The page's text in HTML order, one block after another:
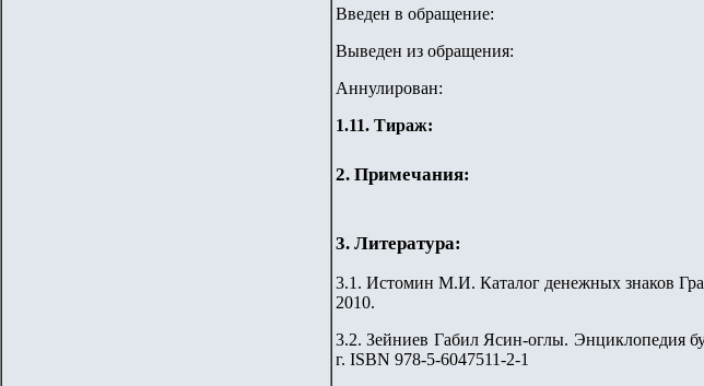
Введен в обращение:
Выведен из обращения:
Аннулирован:
1.11. Тираж:
2. Примечания:
3. Литература:
3.1. Истомин М.И. Каталог денежных знаков
2010.
3.2. Зейниев Габил Ясин-оглы. Энциклопедия
г. ISBN 978-5-6047511-2-1